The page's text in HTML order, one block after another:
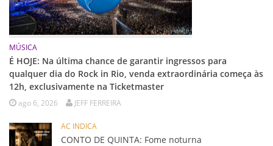
MÚSICA
É HOJE: Na última chance de garantir ingressos para
qualquer dia do Rock in Rio, venda extraordinária começa às
12h, exclusivamente na Ticketmaster
ago 6, 2026 JEFF FERREIRA
AC INDICA
CONTO DE QUINTA: Fome noturna